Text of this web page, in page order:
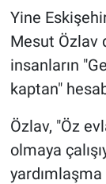
Yine
Mesut Özlav
insanların
kaptan"
Özlav, "Öz
olmaya